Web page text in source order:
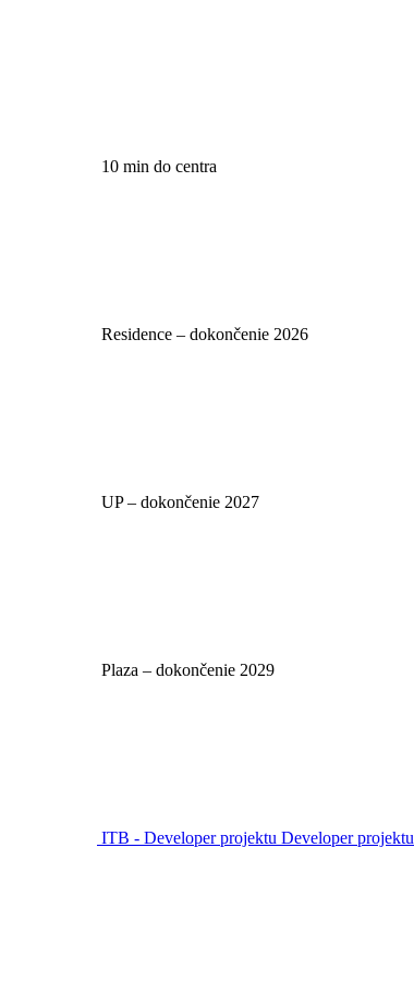
10 min do centra
Residence – dokončenie 2026
UP – dokončenie 2027
Plaza – dokončenie 2029
ITB - Developer projektu Developer projektu